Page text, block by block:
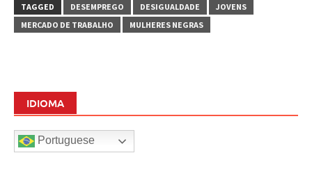
TAGGED
DESEMPREGO DESIGUALDADE
JOVENS
MERCADO DE TRABALHO
MULHERES NEGRAS
IDIOMA
Portuguese